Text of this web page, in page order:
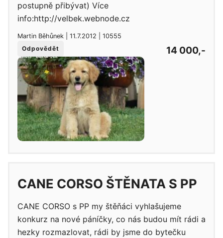
postupně přibývat) Více
info:http://velbek.webnode.cz
Martin Běhůnek | 11.7.2012 | 10555
Odpovědět
14 000,-
CANE CORSO ŠTĚNATA S PP
CANE CORSO s PP my štěňáci vyhlašujeme
konkurz na nové páníčky, co nás budou mít rádi a
hezky rozmazlovat, rádi by jsme do bytečku